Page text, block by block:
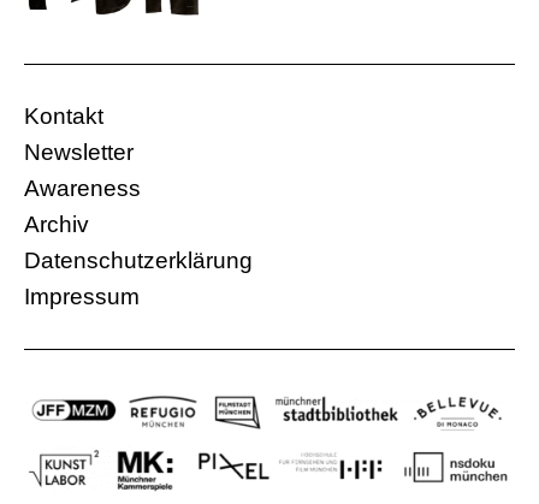
Kontakt
Newsletter
Awareness
Archiv
Datenschutzerklärung
Impressum